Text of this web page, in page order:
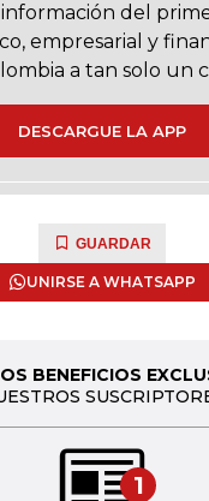
información del
empresarial y
a tan solo un
DESCARGUE LA APP
GUARDAR
UNIRSE A WHATSAPP
BENEFICIOS
1